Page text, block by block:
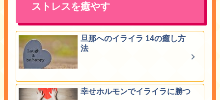
ストレスを癒やす
旦那へのイライラ 14の癒し方
法
幸せホルモンでイライラに勝つ